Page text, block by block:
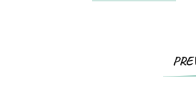
Post